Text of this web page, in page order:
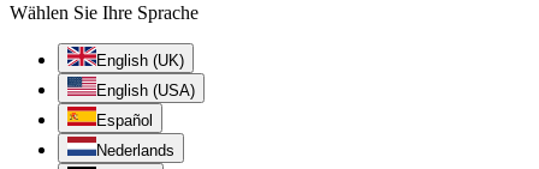
Wählen Sie Ihre Sprache
English (UK)
English (USA)
Español
Nederlands